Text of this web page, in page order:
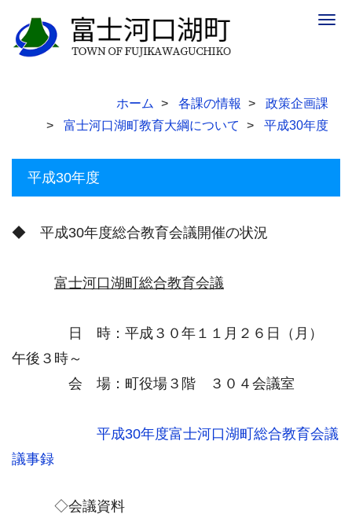
ホーム 各課の情報
政策企画課
富士河口湖町教育大綱について
平成30年度
平成30年度
◆ 平成30年度総合教育会議開催の状況
富士河口湖町総合教育会議
日 時：平成３０年１１月２６日（月）
午後３時～
会 場：町役場３階 ３０４会議室
平成30年度富士河口湖町総合教育会議
議事録
◇会議資料